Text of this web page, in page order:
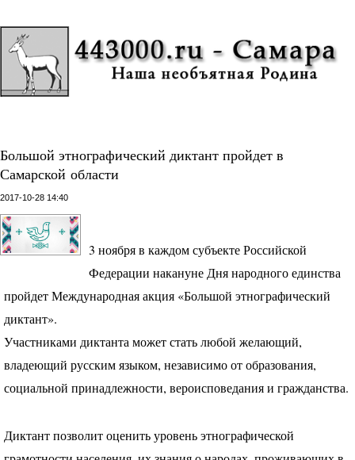
Большой этнографический диктант пройдет в
Самарской области
2017-10-28 14:40
3 ноября в каждом субъекте Российской
Федерации накануне Дня народного единства
пройдет Международная акция «Большой этнографический
диктант».
Участниками диктанта может стать любой желающий,
владеющий русским языком, независимо от образования,
социальной принадлежности, вероисповедания и гражданства.
Диктант позволит оценить уровень этнографической